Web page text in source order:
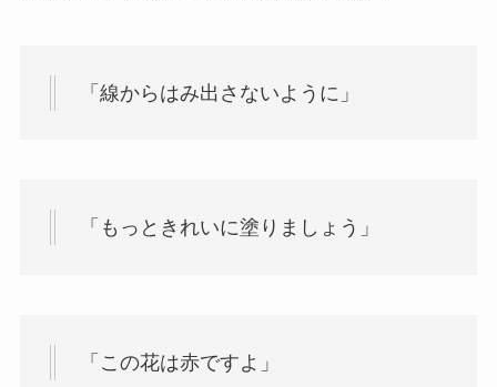
「線からはみ出さないように」
「もっときれいに塗りましょう」
「この花は赤ですよ」